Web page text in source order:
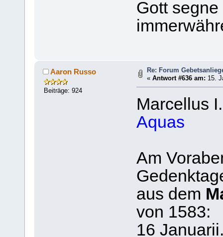
Gott
Aaron Russo
Beiträge: 924
Re: Forum
«Antwort #636 am: 15.
Marcellus
Aquas
Am
aus dem
von 1583:
16